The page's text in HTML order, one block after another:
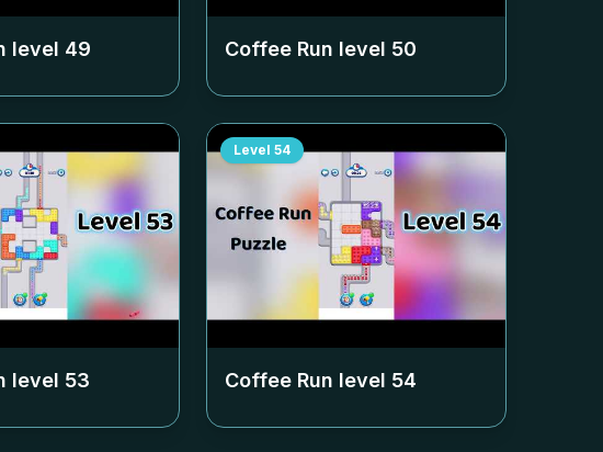
level 49 Coffee Run level 50
level 53
Level 54
Coffee Run level 54